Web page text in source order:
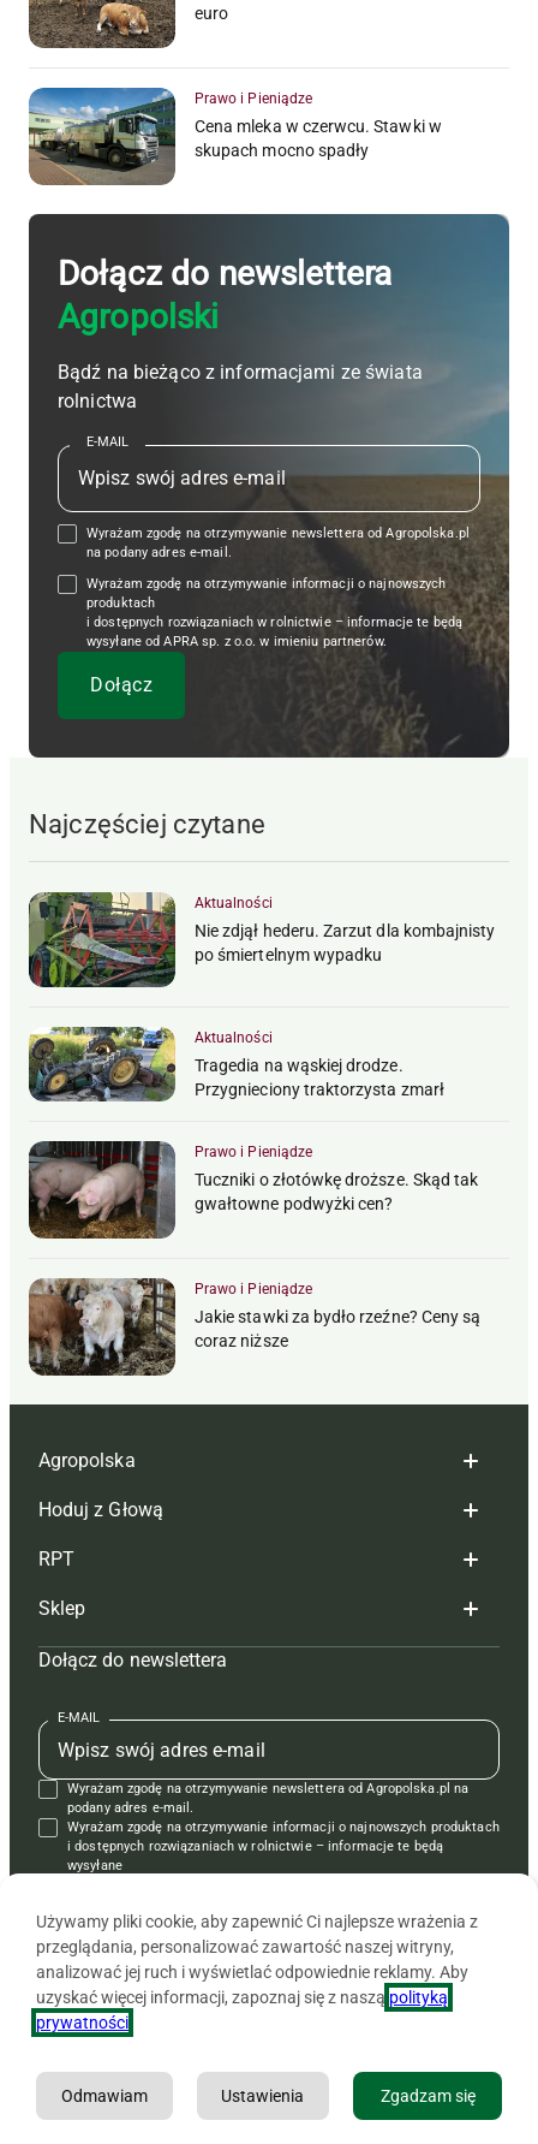
euro
Prawo i Pieniądze
Cena mleka w czerwcu. Stawki w
skupach mocno spadły
Dołącz do newslettera
Agropolski
Bądź na bieżąco z informacjami ze świata
rolnictwa
E-MAIL
Wyrażam zgodę na otrzymywanie newslettera od Agropolska.pl
na podany adres e-mail.
Wyrażam zgodę na otrzymywanie informacji o najnowszych
produktach
i dostępnych rozwiązaniach w rolnictwie – informacje te będą
wysyłane od APRA sp. z o.o. w imieniu partnerów.
Najczęściej czytane
Aktualności
Nie zdjął hederu. Zarzut dla kombajnisty
po śmiertelnym wypadku
Aktualności
Tragedia na wąskiej drodze.
Przygnieciony traktorzysta zmarł
Prawo i Pieniądze
Tuczniki o złotówkę droższe. Skąd tak
gwałtowne podwyżki cen?
Prawo i Pieniądze
Jakie stawki za bydło rzeźne? Ceny są
coraz niższe
Agropolska
Redakcja
Reklama
Tagi
Mapa serwisu
Kontakt
Regulamin
Polityka prywatności
Hoduj z Głową
Hoduj z głową bydło
Hoduj z głową świnie
Prenumerata
Redakcja
Kontakt
Reklama
RPT
Redakcja
Prenumerata
Reklama
Kontakt
Krzyżówki
Sklep
Czasopisma i prenumerata
Książki
Regulamin
Dołącz do newslettera
E-MAIL
Wyrażam zgodę na otrzymywanie newslettera od Agropolska.pl na
podany adres e-mail.
Wyrażam zgodę na otrzymywanie informacji o najnowszych produktach
i dostępnych rozwiązaniach w rolnictwie – informacje te będą
wysyłane
Copyright © 2026 Agencja Promocji Rolnictwa i Agrobiznesu APRA
Używamy pliki cookie, aby zapewnić Ci najlepsze wrażenia z
przeglądania, personalizować zawartość naszej witryny,
analizować jej ruch i wyświetlać odpowiednie reklamy. Aby
uzyskać więcej informacji, zapoznaj się z naszą polityką
prywatności
Zgadzam się
Ustawienia
Odmawiam